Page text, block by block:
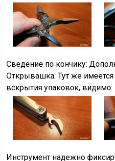
Сведение по кончику:
Открывашка: Тут же имеется
вскрытия упаковок, видимо:
Инструмент надежно